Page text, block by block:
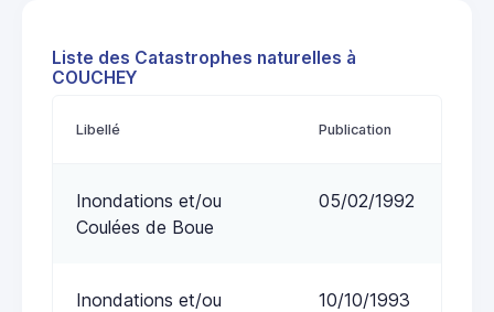
Liste des Catastrophes naturelles à
COUCHEY
Libellé Publication
Inondations et/ou
Coulées de Boue
05/02/1992
Inondations et/ou
10/10/1993